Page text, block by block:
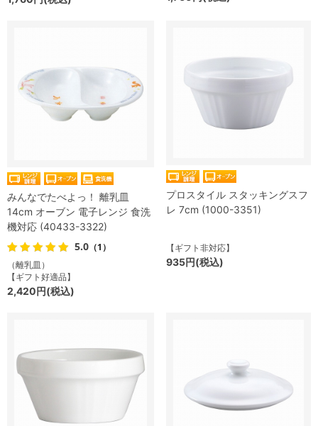
みんなでたべよっ！ 離乳皿
14cm オーブン 電子レンジ 食洗
機対応 (40433-3322)
5.0 （1）
（離乳皿）
【ギフト好適品】
2,420円(税込)
プロスタイル スタッキングスフ
レ 7cm (1000-3351)
【ギフト非対応】
935円(税込)